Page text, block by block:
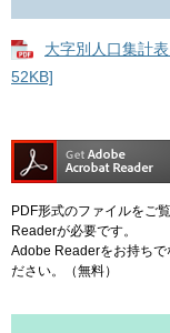
大字別人口集計
52KB]
PDF形式のファイルをご
Readerが必要です。
Adobe Readerをお持ちで
ださい。（無料）